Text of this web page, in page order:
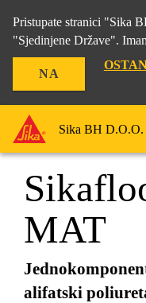
Pristupate stranici "Sika
"Sjedinjene Države".
NA
Sika BH D.O.O.
Građevina
MAT
alifatski